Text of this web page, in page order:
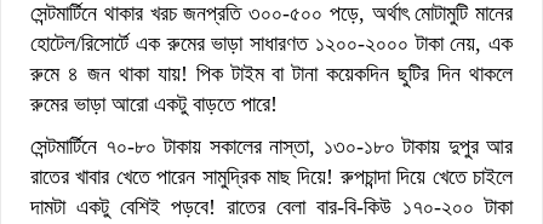
সেন্টমার্টিনে থাকার খরচ জনপ্রতি ৩০০-৫০০ পড়ে, অর্থাৎ মোটামুটি মানের
হোটেল/রিসোর্টে এক রুমের ভাড়া সাধারণত ১২০০-২০০০ টাকা নেয়, এক
রুমে ৪ জন থাকা যায়! পিক টাইম বা টানা কয়েকদিন ছুটির দিন থাকলে
রুমের ভাড়া আরো একটু বাড়তে পারে!
সেন্টমার্টিনে ৭০-৮০ টাকায় সকালের নাস্তা, ১৩০-১৮০ টাকায় দুপুর আর
রাতের খাবার খেতে পারেন সামুদ্রিক মাছ দিয়ে! রুপচান্দা দিয়ে খেতে চাইলে
দামটা একটু বেশিই পড়বে! রাতের বেলা বার-বি-কিউ ১৭০-২০০ টাকা